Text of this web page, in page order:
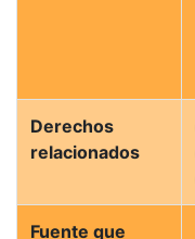
Derechos
relacionados
Fuente que